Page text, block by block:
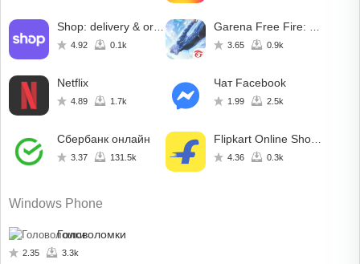
Shop: delivery & order tracker
4.92 0.1k
Netflix
4.89 1.7k
Сбербанк онлайн
3.37 131.5k
Garena Free Fire: World Series
3.65 0.9k
Чат Facebook
1.99 2.5k
Flipkart Online Shopping App
4.36 0.3k
Windows Phone
Головоломки
2.35 3.3k